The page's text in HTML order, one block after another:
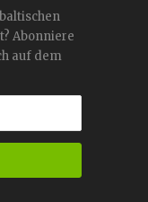
Abonniere
auf dem